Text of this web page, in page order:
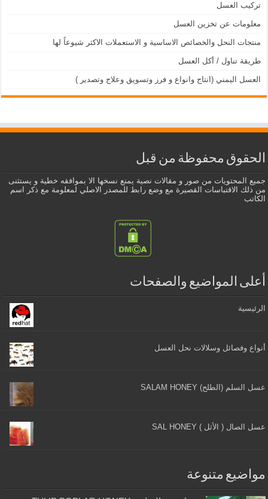
تركيب العسل
معلومات عن تخزين العسل
منتجات النحل والخصائص الاساسية و الاستعملات الاكثر شيوعاً لها
طريقة تناول / أكل العسل
العسل اليمني (انتاج وانواع و فرز وتسويق وعلاج وتصدير )
الحقوق محفوظة من قبل
جميع المحتويات من صور و مقالات نصية يمنع نسخها الا بموافقه خطية و يستثنى
من ذلك الاقتباسات القصيرة مع وضع رابط للمصدر الاصلي لمعلومة مع ذكر اسم
الكاتب
أعلى المواضيع والصفحات
الرئيسية
أنواع وفصائل وسلالات نحل العسل
عسل السلم (الطلح) SALAM HONEY
عسل الصال ( الأثل ) SAL HONEY
مواضيع متنوعة